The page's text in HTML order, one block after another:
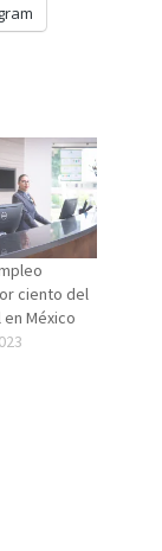
ciento del
México